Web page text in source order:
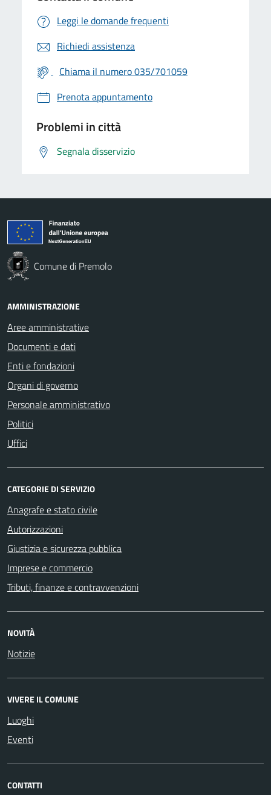
Leggi le domande frequenti
Richiedi assistenza
Chiama il numero 035/701059
Prenota appuntamento
Problemi in città
Segnala disservizio
Comune di Premolo
AMMINISTRAZIONE
Aree amministrative
Documenti e dati
Enti e fondazioni
Organi di governo
Personale amministrativo
Politici
Uffici
CATEGORIE DI SERVIZIO
Anagrafe e stato civile
Autorizzazioni
Giustizia e sicurezza pubblica
Imprese e commercio
Tributi, finanze e contravvenzioni
NOVITÀ
Notizie
VIVERE IL COMUNE
Luoghi
Eventi
CONTATTI